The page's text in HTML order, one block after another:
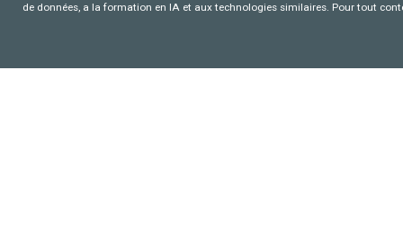
de données, a la formation en IA et aux technologies similaires. Pour tout